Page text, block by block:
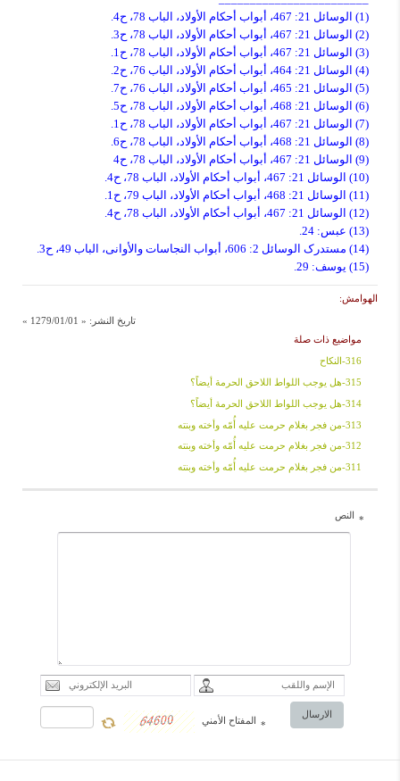
(1) الوسائل 21: 467، أبواب أحکام الأولاد، الباب 78، ح4.
(2) الوسائل 21: 467، أبواب أحکام الأولاد، الباب 78، ح3.
(3) الوسائل 21: 467، أبواب أحکام الأولاد، الباب 78، ح1.
(4) الوسائل 21: 464، أبواب أحکام الأولاد، الباب 76، ح2.
(5) الوسائل 21: 465، أبواب أحکام الأولاد، الباب 76، ح7.
(6) الوسائل 21: 468، أبواب أحکام الأولاد، الباب 78، ح5.
(7) الوسائل 21: 467، أبواب أحکام الأولاد، الباب 78، ح1.
(8) الوسائل 21: 468، أبواب أحکام الأولاد، الباب 78، ح6.
(9) الوسائل 21: 467، أبواب أحکام الأولاد، الباب 78، ح4
(10) الوسائل 21: 467، أبواب أحکام الأولاد، الباب 78، ح4.
(11) الوسائل 21: 468، أبواب أحکام الأولاد، الباب 79، ح1.
(12) الوسائل 21: 467، أبواب أحکام الأولاد، الباب 78، ح4.
(13) عبس: 24.
(14) مستدرک الوسائل 2: 606، أبواب النجاسات والأوانی، الباب 49، ح3.
(15) یوسف: 29.
الهوامش:
تاريخ النشر: « 1279/01/01 »
مواضيع ذات صلة
316-النکاح
315-هل یوجب اللواط اللاحق الحرمة أیضاً؟
314-هل یوجب اللواط اللاحق الحرمة أیضاً؟
313-من فجر بغلام حرمت علیه أُمّه وأخته وبنته
312-من فجر بغلام حرمت علیه أُمّه وأخته وبنته
311-من فجر بغلام حرمت علیه أُمّه وأخته وبنته
* النص
الارسال
*
المفتاح الأمني